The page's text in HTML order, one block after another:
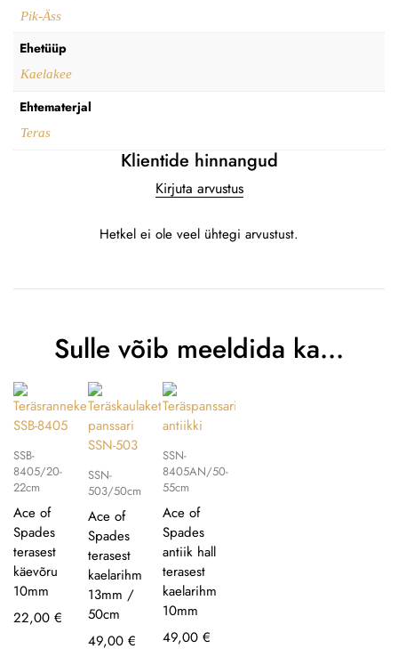
Pik-Äss
Ehetüüp
Kaelakee
Ehtematerjal
Teras
Klientide hinnangud
Kirjuta arvustus
Hetkel ei ole veel ühtegi arvustust.
Sulle võib meeldida ka…
SSB-
8405/20-
22cm
Ace of
Spades
terasest
käevõru
10mm
22,00 €
SSN-
503/50cm
Ace of
Spades
terasest
kaelarihm
13mm /
50cm
49,00 €
SSN-
8405AN/50-
55cm
Ace of
Spades
antiik hall
terasest
kaelarihm
10mm
49,00 €